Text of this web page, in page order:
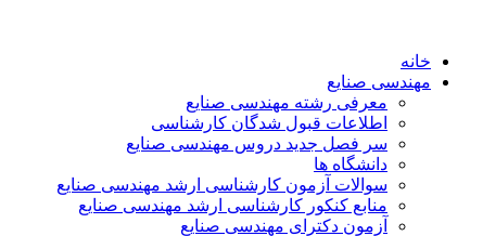
خانه
مهندسی صنایع
معرفی رشته مهندسی صنایع
اطلاعات قبول شدگان کارشناسی
سر فصل جدید دروس مهندسی صنایع
دانشگاه ها
سوالات آزمون کارشناسی ارشد مهندسی صنایع
منابع کنکور کارشناسی ارشد مهندسی صنایع
آزمون دکترای مهندسی صنایع